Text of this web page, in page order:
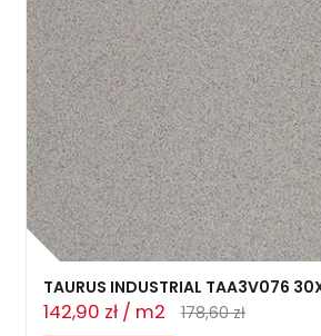
TAURUS INDUSTRIAL TAA3V076
142,90 zł / m2
178,60 zł